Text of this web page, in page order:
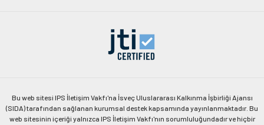
Bu web sitesi IPS İletişim Vakfı'na İsveç Uluslararası Kalkınma İşbirliği Ajansı
(SIDA) tarafından sağlanan kurumsal destek kapsamında yayınlanmaktadır. Bu
web sitesinin içeriği yalnızca IPS İletişim Vakfı'nın sorumluluğundadır ve hiçbir